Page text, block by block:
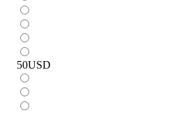
50USD